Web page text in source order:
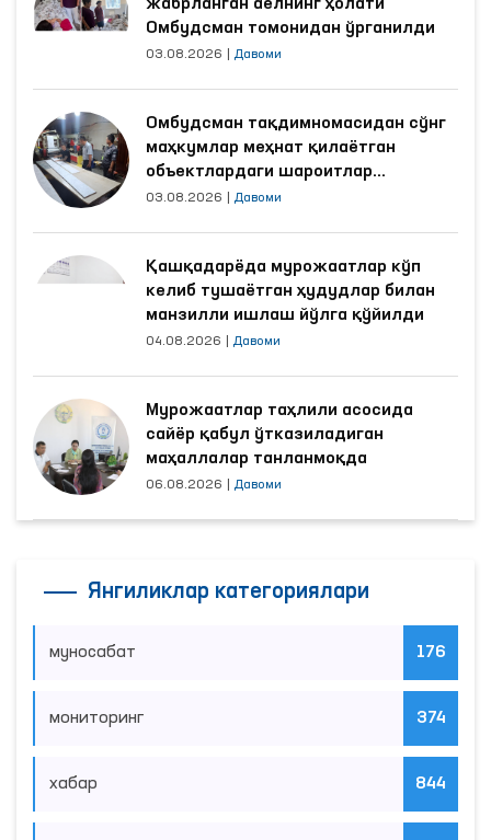
жабрланган аёлнинг ҳолати
Омбудсман томонидан ўрганилди
03.08.2026 Давоми
Омбудсман тақдимномасидан сўнг
маҳкумлар меҳнат қилаётган
объектлардаги шароитлар
яхшиланди
03.08.2026 Давоми
Қашқадарёда мурожаатлар кўп
келиб тушаётган ҳудудлар билан
манзилли ишлаш йўлга қўйилди
04.08.2026 Давоми
Мурожаатлар таҳлили асосида
сайёр қабул ўтказиладиган
маҳаллалар танланмоқда
06.08.2026 Давоми
Янгиликлар категориялари
муносабат 176
мониторинг 374
хабар 844